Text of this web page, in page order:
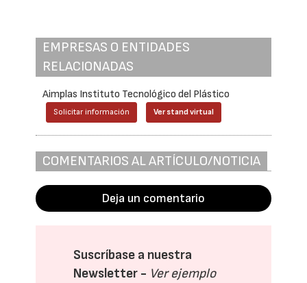
EMPRESAS O ENTIDADES
RELACIONADAS
Aimplas Instituto Tecnológico del Plástico
Solicitar información Ver stand virtual
COMENTARIOS AL ARTÍCULO/NOTICIA
Deja un comentario
Suscríbase a nuestra
Newsletter - Ver ejemplo